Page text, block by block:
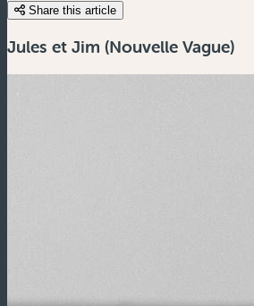
Share this article
Jules et Jim (Nouvelle Vague)